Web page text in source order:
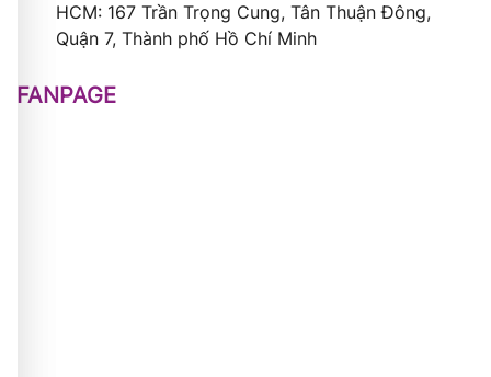
HCM: 167 Trần Trọng Cung, Tân Thuận Đông,
Quận 7, Thành phố Hồ Chí Minh
FANPAGE